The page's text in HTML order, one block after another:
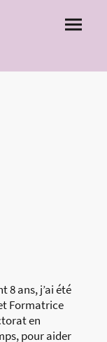
8 ans, j’ai été
Formatrice
en
pour aider